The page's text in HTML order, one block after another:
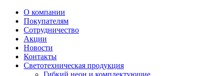
О компании
Покупателям
Сотрудничество
Акции
Новости
Контакты
Светотехническая продукция
Гибкий неон и комплектующие